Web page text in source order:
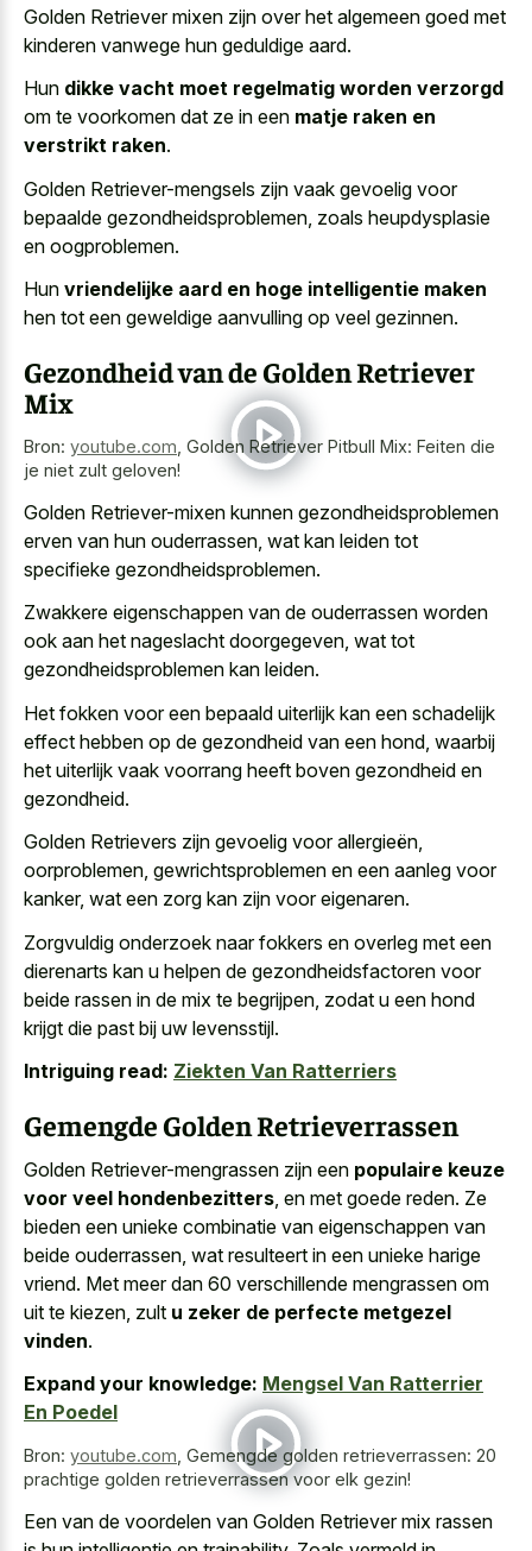
Golden Retriever mixen zijn over het algemeen goed met
kinderen vanwege hun geduldige aard.
Hun dikke vacht moet regelmatig worden verzorgd
om te voorkomen dat ze in een matje raken en
verstrikt raken.
Golden Retriever-mengsels zijn vaak gevoelig voor
bepaalde gezondheidsproblemen, zoals heupdysplasie
en oogproblemen.
Hun vriendelijke aard en hoge intelligentie maken
hen tot een geweldige aanvulling op veel gezinnen.
Gezondheid van de Golden Retriever
Mix
Bron: youtube.com Golden Retriever Pitbull Mix: Feiten die
je niet zult geloven!
Golden Retriever-mixen kunnen gezondheidsproblemen
erven van hun ouderrassen, wat kan leiden tot
specifieke gezondheidsproblemen.
Zwakkere eigenschappen van de ouderrassen worden
ook aan het nageslacht doorgegeven, wat tot
gezondheidsproblemen kan leiden.
Het fokken voor een bepaald uiterlijk kan een schadelijk
effect hebben op de gezondheid van een hond, waarbij
het uiterlijk vaak voorrang heeft boven gezondheid en
gezondheid.
Golden Retrievers zijn gevoelig voor allergieën,
oorproblemen, gewrichtsproblemen en een aanleg voor
kanker, wat een zorg kan zijn voor eigenaren.
Zorgvuldig onderzoek naar fokkers en overleg met een
dierenarts kan u helpen de gezondheidsfactoren voor
beide rassen in de mix te begrijpen, zodat u een hond
krijgt die past bij uw levensstijl.
Intriguing read: Ziekten Van Ratterriers
Gemengde Golden Retrieverrassen
Golden Retriever-mengrassen zijn een populaire keuze
voor veel hondenbezitters , en met goede reden. Ze
bieden een unieke combinatie van eigenschappen van
beide ouderrassen, wat resulteert in een unieke harige
vriend. Met meer dan 60 verschillende mengrassen om
uit te kiezen, zult u zeker de perfecte metgezel
vinden.
Expand your knowledge: Mengsel Van Ratterrier
En Poedel
Bron: youtube.com Gemengde golden retrieverrassen: 20
prachtige golden retrieverrassen voor elk gezin!
Een van de voordelen van Golden Retriever mix rassen